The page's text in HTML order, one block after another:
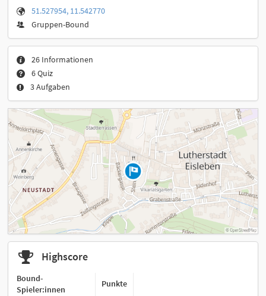
51.527954, 11.542770
Gruppen-Bound
26 Informationen
6 Quiz
3 Aufgaben
Highscore
Bound-
Spieler:innen
Punkte